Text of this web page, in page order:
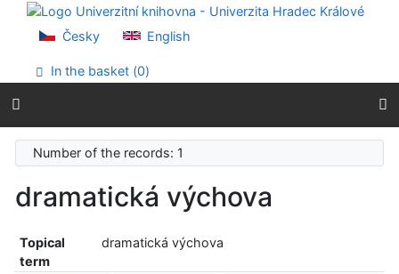
Go to content
Go to menu
Accessibility declaration
Česky English
In the basket (0)
Number of the records: 1
dramatická výchova
Topical
term
dramatická výchova